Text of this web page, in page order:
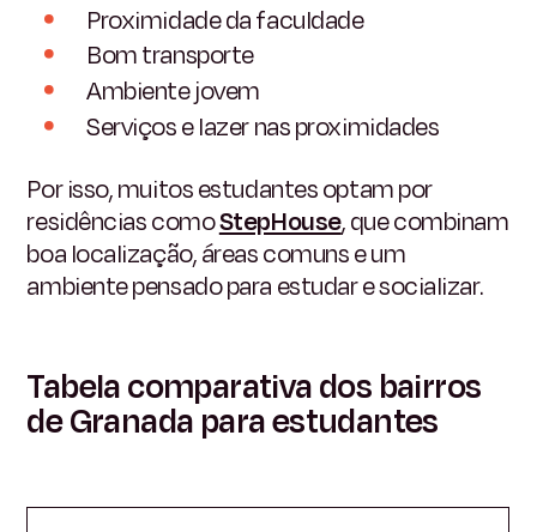
Proximidade da faculdade
Bom transporte
Ambiente jovem
Serviços e lazer nas proximidades
Por isso, muitos estudantes optam por
residências comoStepHouse, que combinam
boa localização, áreas comuns e um
ambiente pensado para estudar e socializar.
Tabela comparativa dos bairros
de Granada para estudantes